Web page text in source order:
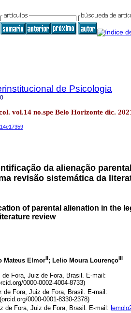
de Psicologia
vol.14 no.spe Belo Horizonte dic.
da alienação
revisão sistemática da
of parental alienation in the
review
Mateus ElmorII; Lelio Moura LourençoIII
de Fora, Juiz de Fora, Brasil. E-mail:
0000-0002-4004-8733)
de Fora, Juiz de Fora, Brasil. E-mail:
(orcid.org/0000-0001-8330-2378)
de Fora, Juiz de Fora, Brasil. E-mail: